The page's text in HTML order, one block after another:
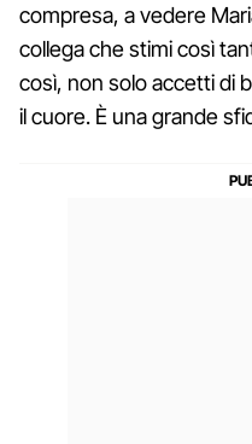
compresa, a vedere
collega che stimi così
così, non solo accetti di
il cuore. È una grande